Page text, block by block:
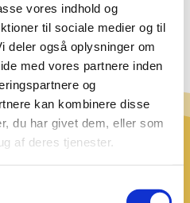
vores indhold og
til sociale medier og til
deler også oplysninger om
med vores partnere inden
og
kan kombinere disse
du har givet dem, eller som
af deres tjenester.
fødevarer